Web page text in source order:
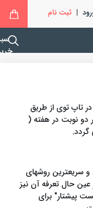
| ثبت نام
تاپ توی از طریق
دو نوبت در هفته (
گردد.
سریعترین روشهای
حال تعرفه آن نیز
پیشتار" برای